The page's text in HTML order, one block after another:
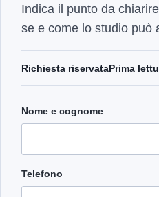
Indica il punto da
se e come lo studio può
Richiesta riservataPrima
Nome e cognome
Telefono